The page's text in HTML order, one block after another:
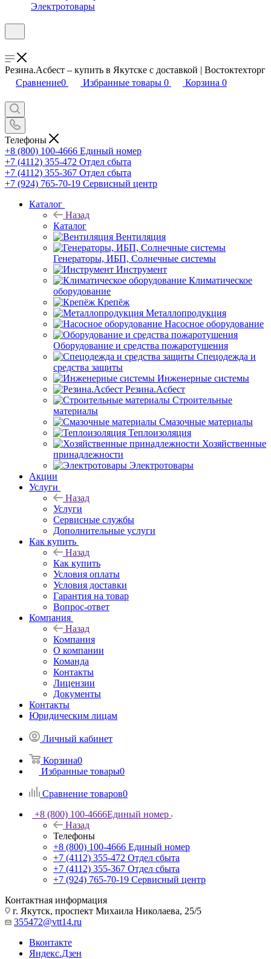
Электротовары
Резина.Асбест – купить в Якутске с доставкой | Востоктехторг
Сравнение0 Избранные товары 0 Корзина 0
Телефоны
+8 (800) 100-4666 Единый номер
+7 (4112) 355-472 Отдел сбыта
+7 (4112) 355-367 Отдел сбыта
+7 (924) 765-70-19 Сервисный центр
Каталог
Назад
Каталог
Вентиляция
Генераторы, ИБП, Солнечные системы
Инструмент
Климатическое
оборудование
Крепёж
Металлопродукция
Насосное оборудование
Оборудование и средства пожаротушения
Спецодежда и
средства защиты
Инженерные системы
Резина.Асбест
Строительные
материалы
Смазочные материалы
Теплоизоляция
Хозяйственные
принадлежности
Электротовары
Акции
Услуги
Назад
Услуги
Сервисные службы
Дополнительные услуги
Как купить
Назад
Как купить
Условия оплаты
Условия доставки
Гарантия на товар
Вопрос-ответ
Компания
Назад
Компания
О компании
Команда
Контакты
Лицензии
Документы
Контакты
Юридическим лицам
Личный кабинет
Корзина0
Избранные товары0
Сравнение товаров0
+8 (800) 100-4666Единый номер
Назад
Телефоны
+8 (800) 100-4666 Единый номер
+7 (4112) 355-472 Отдел сбыта
+7 (4112) 355-367 Отдел сбыта
+7 (924) 765-70-19 Сервисный центр
Контактная информация
г. Якутск, проспект Михаила Николаева, 25/5
355472@vtt14.ru
Вконтакте
Яндекс.Дзен